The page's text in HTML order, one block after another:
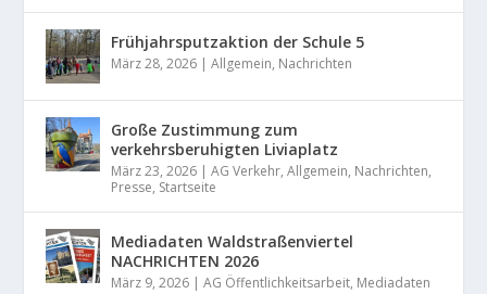
Frühjahrsputzaktion der Schule 5
März 28, 2026 |Allgemein, Nachrichten
Große Zustimmung zum
verkehrsberuhigten Liviaplatz
März 23, 2026 |AG Verkehr,Allgemein, Nachrichten,
Presse, Startseite
Mediadaten Waldstraßenviertel
NACHRICHTEN 2026
März 9, 2026 |AG Öffentlichkeitsarbeit, Mediadaten